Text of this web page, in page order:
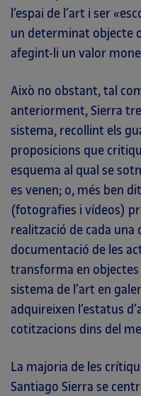
l’espai de l’art i ser
un determinat objecte
afegint-li un valor
Això no obstant, tal
anteriorment, Sierra
sistema, recollint els
proposicions que
esquema al qual se
es venen; o, més ben
(fotografies i vídeos)
realització de cada una
documentació de les
transforma en
sistema de l’art en
adquireixen l’estatus
cotitzacions dins del
La majoria de les
Santiago Sierra se